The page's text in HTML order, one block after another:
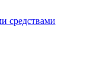
средствами